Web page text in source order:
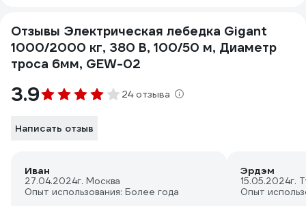
Отзывы Электрическая лебедка Gigant
1000/2000 кг, 380 В, 100/50 м, Диаметр
троса 6мм, GEW-02
3.9 24 отзыва
Написать отзыв
Иван
27.04.2024г. Москва
Опыт использования: Более года
Эрдэм
15.05.2024г.
Опыт